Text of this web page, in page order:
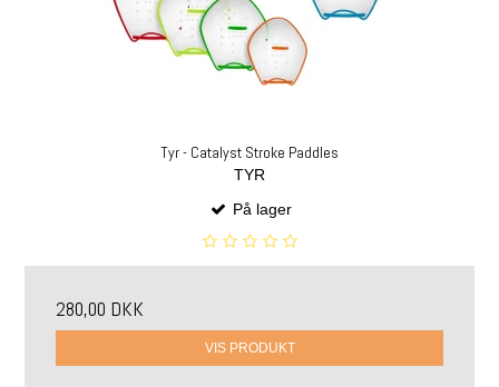
Tyr - Catalyst Stroke Paddles
TYR
På lager
280,00 DKK
VIS PRODUKT